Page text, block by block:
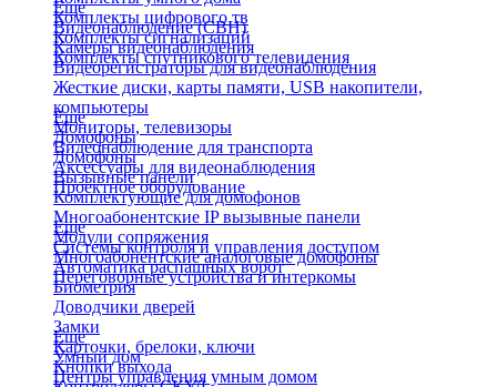
Комплекты цифрового тв
Комплекты сигнализаций
Комплекты спутникового телевидения
Еще
Видеонаблюдение (СВН)
Камеры видеонаблюдения
Видеорегистраторы для видеонаблюдения
Жесткие диски, карты памяти, USB накопители,
компьютеры
Мониторы, телевизоры
Видеонаблюдение для транспорта
Аксессуары для видеонаблюдения
Проектное оборудование
Еще
Домофоны
Домофоны
Вызывные панели
Комплектующие для домофонов
Многоабонентские IP вызывные панели
Модули сопряжения
Многоабонентские аналоговые домофоны
Переговорные устройства и интеркомы
Еще
Системы контроля и управления доступом
Автоматика распашных ворот
Биометрия
Доводчики дверей
Замки
Карточки, брелоки, ключи
Кнопки выхода
Еще
Умный дом
Центры управления умным домом